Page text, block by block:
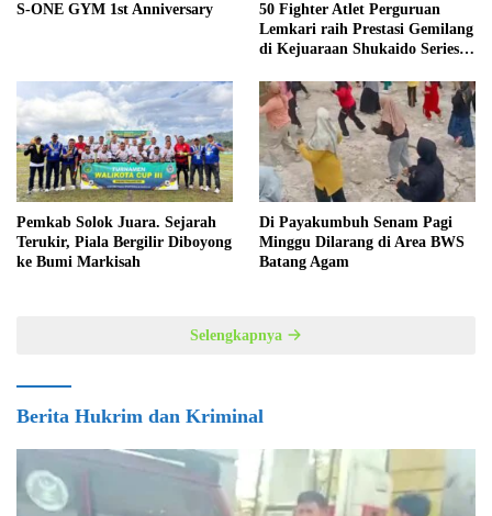
S-ONE GYM 1st Anniversary
50 Fighter Atlet Perguruan
Lemkari raih Prestasi Gemilang
di Kejuaraan Shukaido Series 1
Pemkab Solok Juara. Sejarah
Terukir, Piala Bergilir Diboyong
ke Bumi Markisah
Di Payakumbuh Senam Pagi
Minggu Dilarang di Area BWS
Batang Agam
Selengkapnya
Berita Hukrim dan Kriminal